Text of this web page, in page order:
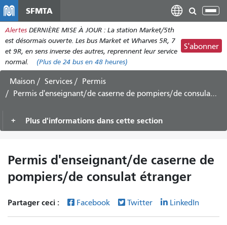
contenu
principal
SFMTA
Alertes DERNIÈRE MISE À JOUR : La station Market/5th
est désormais ouverte. Les bus Market et Wharves 5R, 7
et 9R, en sens inverse des autres, reprennent leur service
normal.
(Plus de 24 bus en 48 heures)
S'abonner
Maison Services
Permis
Permis d'enseignant/de caserne de pompiers/de consulat étranger
Plus d'informations dans cette section
Permis d'enseignant/de caserne de
pompiers/de consulat étranger
Partager ceci : Facebook Twitter LinkedIn